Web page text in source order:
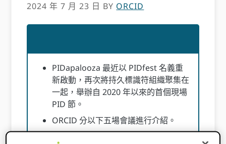
2024 年 7 月 23 日 BY ORCID
PIDapalooza 最近以 PIDfest 名義重
新啟動，再次將持久標識符組織聚集在
一起，舉辦自 2020 年以來的首個現場
PID 節。
ORCID 分以下五場會議進行介紹。